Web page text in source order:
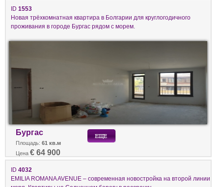
ID 1553
Новая трёхкомнатная квартира в Болгарии для круглогодичного
проживания в городе Бургас рядом с морем.
Бургас
Площадь: 61 кв.м
Цена € 64 900
ID 4032
EMILIA ROMANA AVENUE – современная новостройка на второй линии